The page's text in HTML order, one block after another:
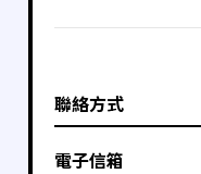
聯絡方式
電子信箱